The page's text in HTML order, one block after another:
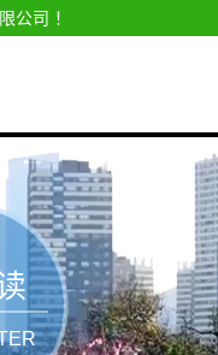
公司 ！